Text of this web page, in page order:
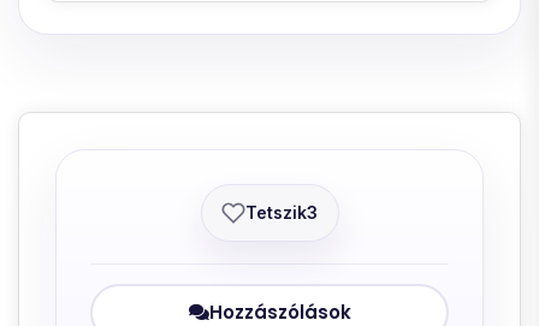
Tetszik3
Hozzászólások